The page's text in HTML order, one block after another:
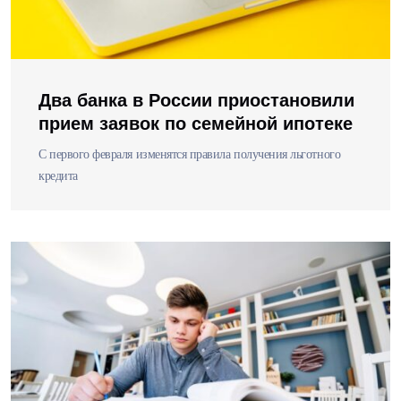
Два банка в России приостановили
прием заявок по семейной ипотеке
С первого февраля изменятся правила получения льготного
кредита